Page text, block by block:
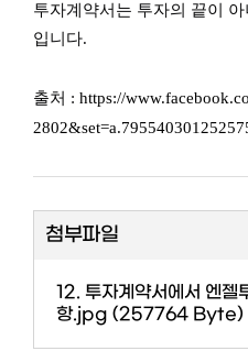
투자계약서는 투자의 끝이
입니다.
출처 : https://
첨부파일
12. 투자계약서에서 엔젤
항.jpg (257764 Byte)